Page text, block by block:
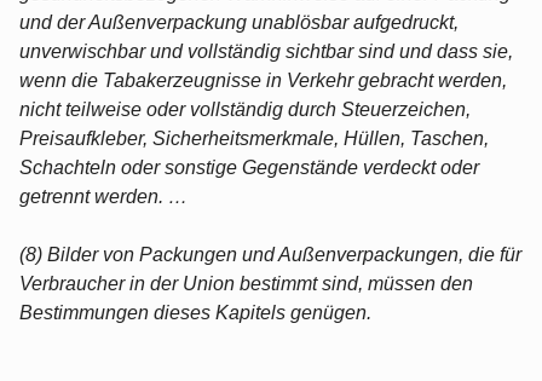
und der Außenverpackung unablösbar aufgedruckt,
unverwischbar und vollständig sichtbar sind und dass sie,
wenn die Tabakerzeugnisse in Verkehr gebracht werden,
nicht teilweise oder vollständig durch Steuerzeichen,
Preisaufkleber, Sicherheitsmerkmale, Hüllen, Taschen,
Schachteln oder sonstige Gegenstände verdeckt oder
getrennt werden. …
(8) Bilder von Packungen und Außenverpackungen, die für
Verbraucher in der Union bestimmt sind, müssen den
Bestimmungen dieses Kapitels genügen.